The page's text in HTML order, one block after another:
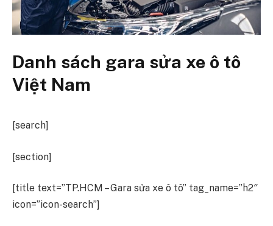
Danh sách gara sửa xe ô tô
Việt Nam
[search]
[section]
[title text=”TP.HCM – Gara sửa xe ô tô” tag_name=”h2″
icon=”icon-search”]